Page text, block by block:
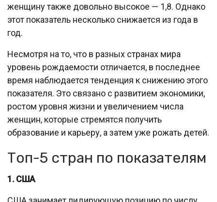
женщину также довольно высокое — 1,8. Однако
этот показатель несколько снижается из года в
год.
Несмотря на то, что в разных странах мира
уровень рождаемости отличается, в последнее
время наблюдается тенденция к снижению этого
показателя. Это связано с развитием экономики,
ростом уровня жизни и увеличением числа
женщин, которые стремятся получить
образование и карьеру, а затем уже рожать детей.
Топ-5 стран по показателям
1. США